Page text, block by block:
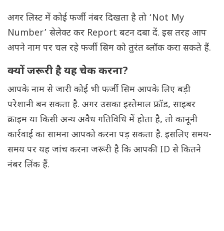
अगर लिस्ट में कोई फर्जी नंबर दिखता है तो ‘Not My
Number’ सेलेक्ट कर Report बटन दबा दें. इस तरह आप
अपने नाम पर चल रहे फर्जी सिम को तुरंत ब्लॉक करा सकते हैं.
क्यों जरूरी है यह चेक करना?
आपके नाम से जारी कोई भी फर्जी सिम आपके लिए बड़ी
परेशानी बन सकता है. अगर उसका इस्तेमाल फ्रॉड, साइबर
क्राइम या किसी अन्य अवैध गतिविधि में होता है, तो कानूनी
कार्रवाई का सामना आपको करना पड़ सकता है. इसलिए समय-
समय पर यह जांच करना जरूरी है कि आपकी ID से कितने
नंबर लिंक हैं.